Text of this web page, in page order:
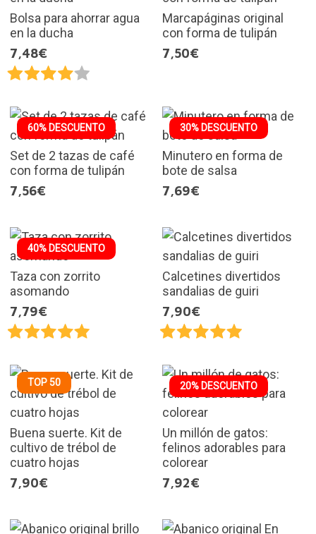
Bolsa para ahorrar agua
en la ducha
7,48€
Marcapáginas original
con forma de tulipán
7,50€
60% DESCUENTO
Set de 2 tazas de café
con forma de tulipán
7,56€
30% DESCUENTO
Minutero en forma de
bote de salsa
7,69€
40% DESCUENTO
Taza con zorrito
asomando
7,79€
Calcetines divertidos
sandalias de guiri
7,90€
TOP 50
Buena suerte. Kit de
cultivo de trébol de
cuatro hojas
7,90€
20% DESCUENTO
Un millón de gatos:
felinos adorables para
colorear
7,92€